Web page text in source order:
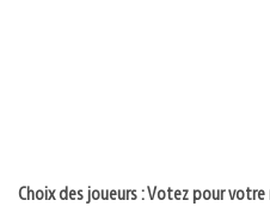
Choix des joueurs : Votez pour